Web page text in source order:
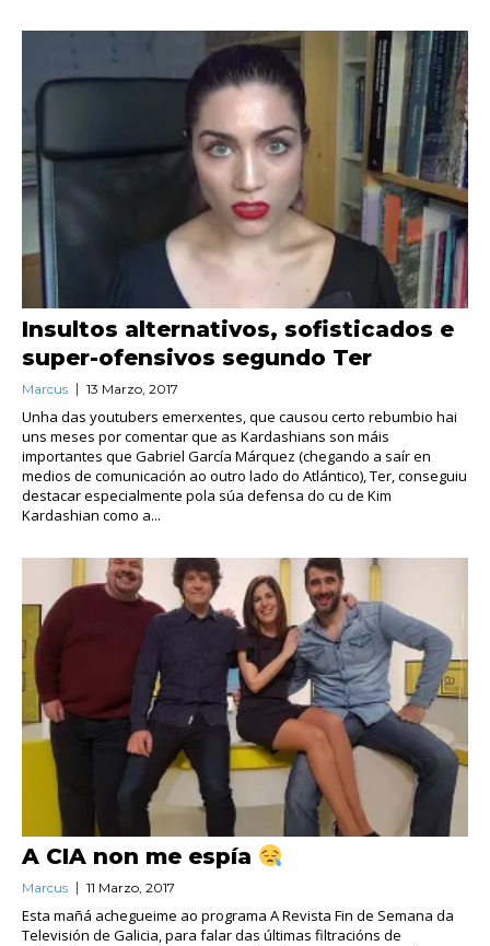
Insultos alternativos, sofisticados e
super-ofensivos segundo Ter
Marcus 13 Marzo, 2017
Unha das youtubers emerxentes, que causou certo rebumbio hai
uns meses por comentar que as Kardashians son máis
importantes que Gabriel García Márquez (chegando a saír en
medios de comunicación ao outro lado do Atlántico), Ter, conseguiu
destacar especialmente pola súa defensa do cu de Kim
Kardashian como a...
A CIA non me espía
Marcus 11 Marzo, 2017
Esta mañá achegueime ao programa A Revista Fin de Semana da
Televisión de Galicia, para falar das últimas filtracións de